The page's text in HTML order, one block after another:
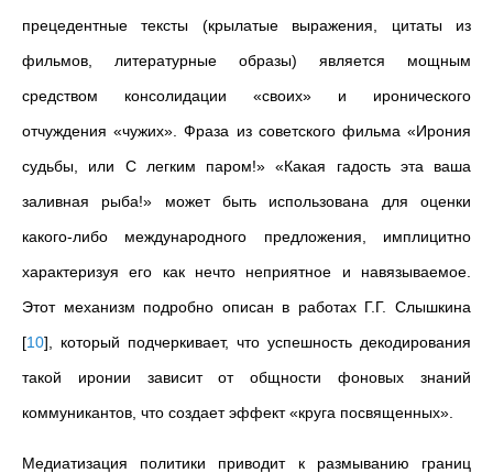
прецедентные тексты (крылатые выражения, цитаты из
фильмов, литературные образы) является мощным
средством консолидации «своих» и иронического
отчуждения «чужих». Фраза из советского фильма «Ирония
судьбы, или С легким паром!» «Какая гадость эта ваша
заливная рыба!» может быть использована для оценки
какого-либо международного предложения, имплицитно
характеризуя его как нечто неприятное и навязываемое.
Этот механизм подробно описан в работах Г.Г. Слышкина
[10] , который подчеркивает, что успешность декодирования
такой иронии зависит от общности фоновых знаний
коммуникантов, что создает эффект «круга посвященных».
Медиатизация политики приводит к размыванию границ